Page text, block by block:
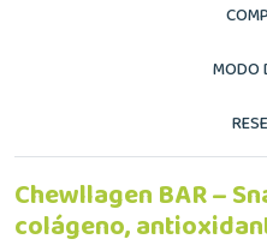
MODO
Chewllagen BAR –
colágeno,